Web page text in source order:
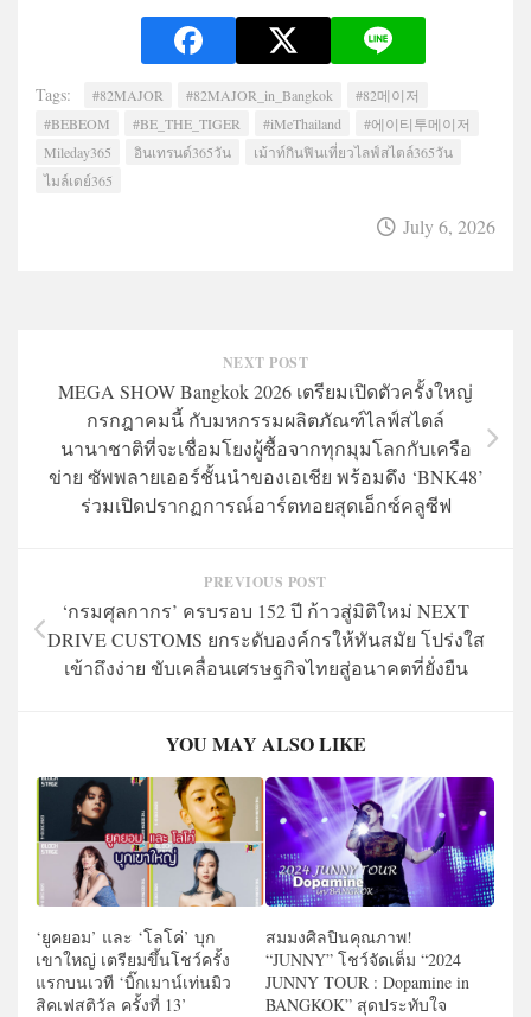
Tags: #82MAJOR #82MAJOR_in_Bangkok
#82메이저
#BEBEOM
#BE_THE_TIGER #iMeThailand
#에이티투메이저
Mileday365
อินเทรนด์365วัน
เม้าท์กินฟินเที่ยวไลฟ์สไตล์365วัน
ไมล์เดย์365
July 6, 2026
NEXT POST
MEGA SHOW Bangkok 2026 เตรียมเปิดตัวครั้งใหญ่
กรกฎาคมนี้ กับมหกรรมผลิตภัณฑ์ไลฟ์สไตล์
นานาชาติที่จะเชื่อมโยงผู้ซื้อจากทุกมุมโลกกับเครือ
ข่าย ซัพพลายเออร์ชั้นนำของเอเชีย พร้อมดึง ‘BNK48’
ร่วมเปิดปรากฏการณ์อาร์ตทอยสุดเอ็กซ์คลูซีฟ
PREVIOUS POST
‘กรมศุลกากร’ ครบรอบ 152 ปี ก้าวสู่มิติใหม่ NEXT
DRIVE CUSTOMS ยกระดับองค์กรให้ทันสมัย โปร่งใส
เข้าถึงง่าย ขับเคลื่อนเศรษฐกิจไทยสู่อนาคตที่ยั่งยืน
YOU MAY ALSO LIKE
‘ยูคยอม’ และ ‘โลโค่’ บุก
เขาใหญ่ เตรียมขึ้นโชว์ครั้ง
แรกบนเวที ‘บิ๊กเมาน์เท่นมิว
สิคเฟสติวัล ครั้งที่ 13’
สมมงศิลปินคุณภาพ!
“JUNNY” โชว์จัดเต็ม “2024
JUNNY TOUR : Dopamine in
BANGKOK” สุดประทับใจ